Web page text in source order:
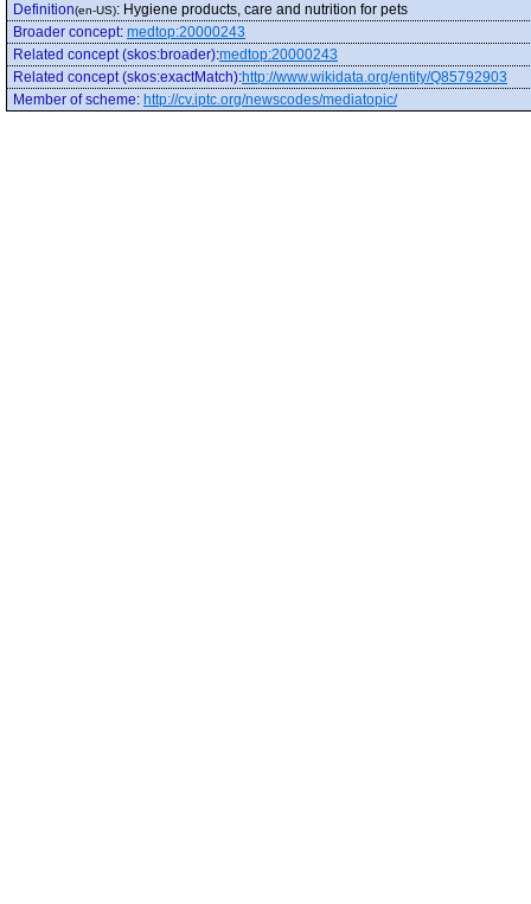
Definition(en-US): Hygiene products, care and nutrition for pets
Broader concept: medtop:20000243
Related concept (skos:broader):medtop:20000243
Related concept (skos:exactMatch):http://www.wikidata.org/entity/Q85792903
Member of scheme: http://cv.iptc.org/newscodes/mediatopic/